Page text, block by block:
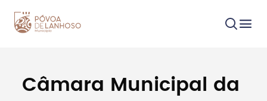
Procurar
Câmara Municipal da